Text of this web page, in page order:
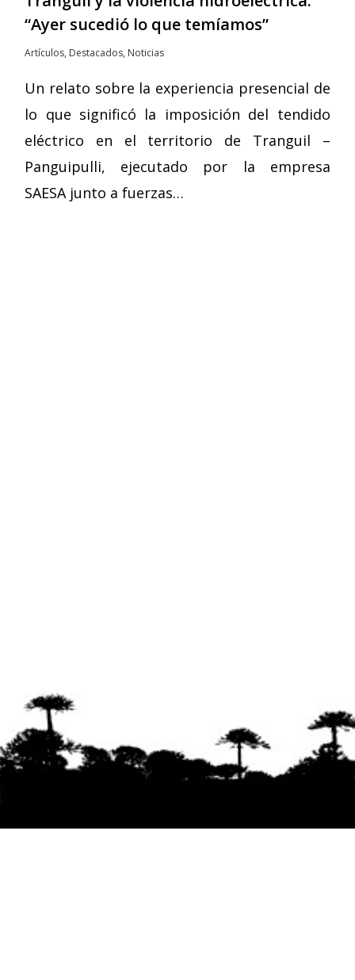
“Ayer sucedió lo que temíamos”
Artículos, Destacados, Noticias
Un relato sobre la experiencia presencial de
lo que significó la imposición del tendido
eléctrico en el territorio de Tranguil –
Panguipulli, ejecutado por la empresa
SAESA junto a fuerzas…